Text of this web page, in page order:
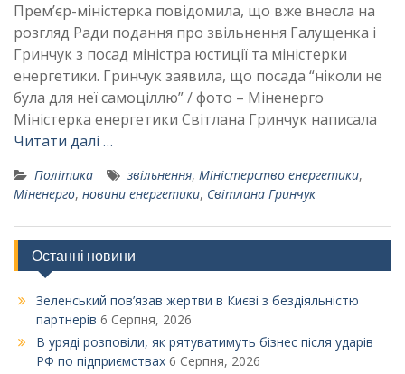
Прем’єр-міністерка повідомила, що вже внесла на
розгляд Ради подання про звільнення Галущенка і
Гринчук з посад міністра юстиції та міністерки
енергетики. Гринчук заявила, що посада “ніколи не
була для неї самоціллю” / фото – Міненерго
Міністерка енергетики Світлана Гринчук написала
Читати далі …
Політика звільнення, Міністерство енергетики,
Міненерго, новини енергетики, Світлана Гринчук
Останні новини
Зеленський пов’язав жертви в Києві з бездіяльністю
партнерів 6 Серпня, 2026
В уряді розповіли, як рятуватимуть бізнес після ударів
РФ по підприємствах 6 Серпня, 2026